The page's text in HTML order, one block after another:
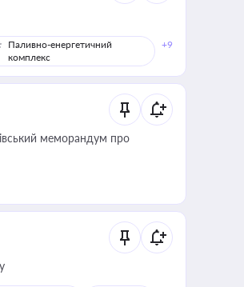
Паливно-енергетичний
комплекс
+9
меморандум про